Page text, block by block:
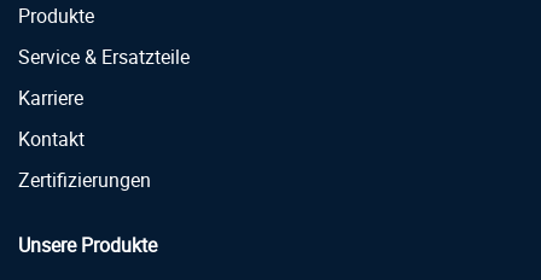
Produkte
Service & Ersatzteile
Karriere
Kontakt
Zertifizierungen
Unsere Produkte